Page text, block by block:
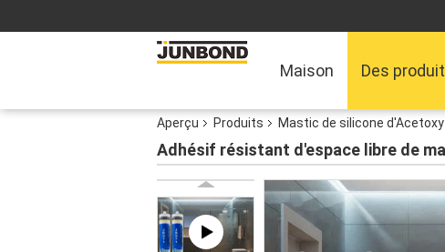
Maison Des
Aperçu Produits Mastic de silicone d'Acetoxy
Adhésif résistant d'espace libre de